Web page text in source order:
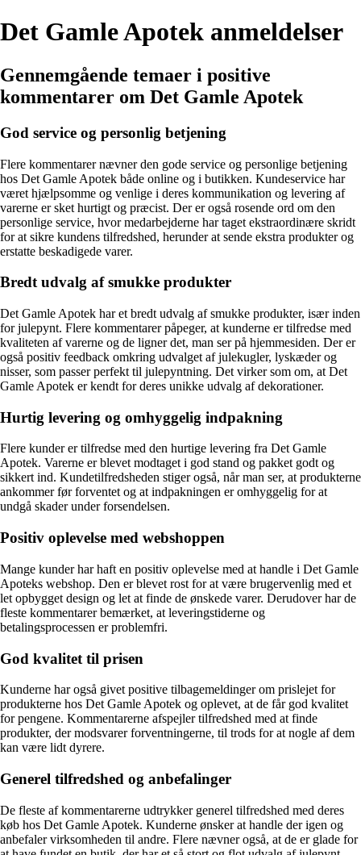
Det Gamle Apotek anmeldelser
Gennemgående temaer i positive
kommentarer om Det Gamle Apotek
God service og personlig betjening
Flere kommentarer nævner den gode service og personlige betjening
hos Det Gamle Apotek både online og i butikken. Kundeservice har
været hjælpsomme og venlige i deres kommunikation og levering af
varerne er sket hurtigt og præcist. Der er også rosende ord om den
personlige service, hvor medarbejderne har taget ekstraordinære skridt
for at sikre kundens tilfredshed, herunder at sende ekstra produkter og
erstatte beskadigede varer.
Bredt udvalg af smukke produkter
Det Gamle Apotek har et bredt udvalg af smukke produkter, især inden
for julepynt. Flere kommentarer påpeger, at kunderne er tilfredse med
kvaliteten af varerne og de ligner det, man ser på hjemmesiden. Der er
også positiv feedback omkring udvalget af julekugler, lyskæder og
nisser, som passer perfekt til julepyntning. Det virker som om, at Det
Gamle Apotek er kendt for deres unikke udvalg af dekorationer.
Hurtig levering og omhyggelig indpakning
Flere kunder er tilfredse med den hurtige levering fra Det Gamle
Apotek. Varerne er blevet modtaget i god stand og pakket godt og
sikkert ind. Kundetilfredsheden stiger også, når man ser, at produkterne
ankommer før forventet og at indpakningen er omhyggelig for at
undgå skader under forsendelsen.
Positiv oplevelse med webshoppen
Mange kunder har haft en positiv oplevelse med at handle i Det Gamle
Apoteks webshop. Den er blevet rost for at være brugervenlig med et
let opbygget design og let at finde de ønskede varer. Derudover har de
fleste kommentarer bemærket, at leveringstiderne og
betalingsprocessen er problemfri.
God kvalitet til prisen
Kunderne har også givet positive tilbagemeldinger om prislejet for
produkterne hos Det Gamle Apotek og oplevet, at de får god kvalitet
for pengene. Kommentarerne afspejler tilfredshed med at finde
produkter, der modsvarer forventningerne, til trods for at nogle af dem
kan være lidt dyrere.
Generel tilfredshed og anbefalinger
De fleste af kommentarerne udtrykker generel tilfredshed med deres
køb hos Det Gamle Apotek. Kunderne ønsker at handle der igen og
anbefaler virksomheden til andre. Flere nævner også, at de er glade for